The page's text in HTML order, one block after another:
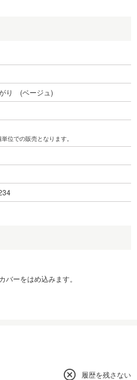
り (ベージュ)
位での販売となります。
ーをはめ込みます。
履歴を残さない